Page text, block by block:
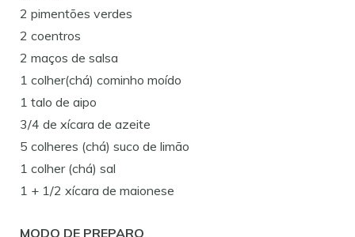
2 pimentões verdes
2 coentros
2 maços de salsa
1 colher(chá) cominho moído
1 talo de aipo
3/4 de xícara de azeite
5 colheres (chá) suco de limão
1 colher (chá) sal
1 + 1/2 xícara de maionese
MODO DE PREPARO